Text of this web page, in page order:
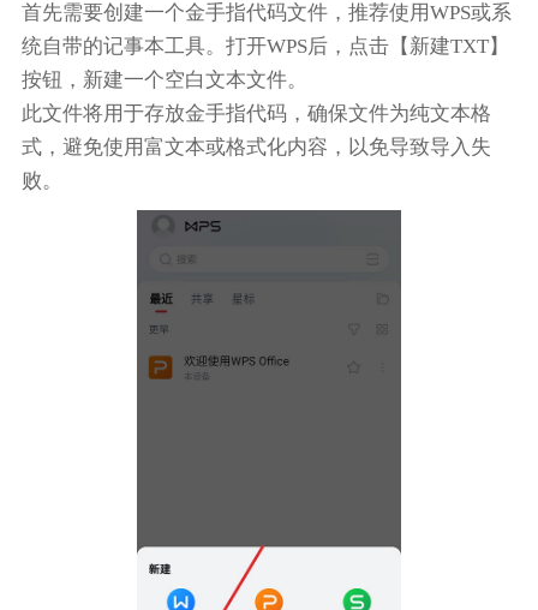
首先需要创建一个金手指代码文件，推荐使用WPS或系
统自带的记事本工具。打开WPS后，点击【新建TXT】
按钮，新建一个空白文本文件。
此文件将用于存放金手指代码，确保文件为纯文本格
式，避免使用富文本或格式化内容，以免导致导入失
败。